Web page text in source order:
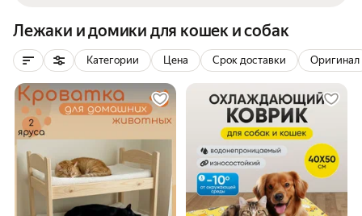
Лежаки и домики для кошек и собак
Категории Цена Срок доставки Оригинал